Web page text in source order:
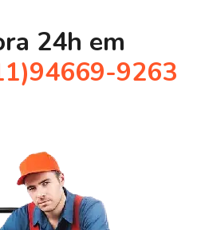
24h em
9263